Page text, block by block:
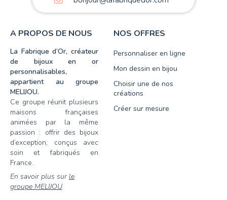
A PROPOS DE NOUS
La Fabrique d’Or, créateur
de bijoux en or
personnalisables,
appartient au groupe
MELIJOU.
Ce groupe réunit plusieurs
maisons françaises
animées par la même
passion : offrir des bijoux
d’exception, conçus avec
soin et fabriqués en
France.
En savoir plus sur le
groupe MELIJOU
NOS OFFRES
Personnaliser en ligne
Mon dessin en bijou
Choisir une de nos
créations
Créer sur mesure